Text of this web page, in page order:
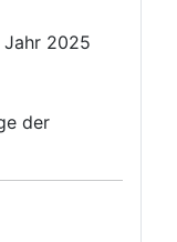
Jahr 2025
der